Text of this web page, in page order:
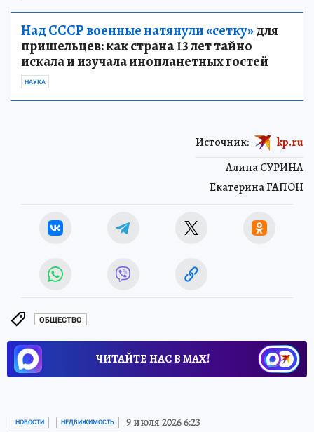
Над СССР военные натянули «сетку»для
пришельцев: как страна 13 лет тайно
искала и изучала инопланетных гостей
НАУКА
Алина СУРИНА
Екатерина ГАПОН
Источник: kp.ru
ОБЩЕСТВО
ЧИТАЙТЕ НАС В МАХ!
НОВОСТИ НЕДВИЖИМОСТЬ 9 июля 2026 6:23